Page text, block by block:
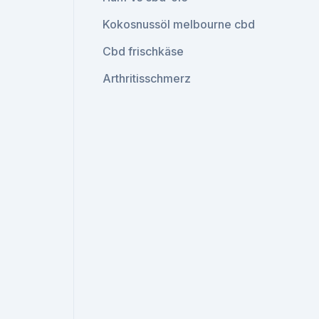
Kokosnussöl melbourne cbd
Cbd frischkäse
Arthritisschmerz